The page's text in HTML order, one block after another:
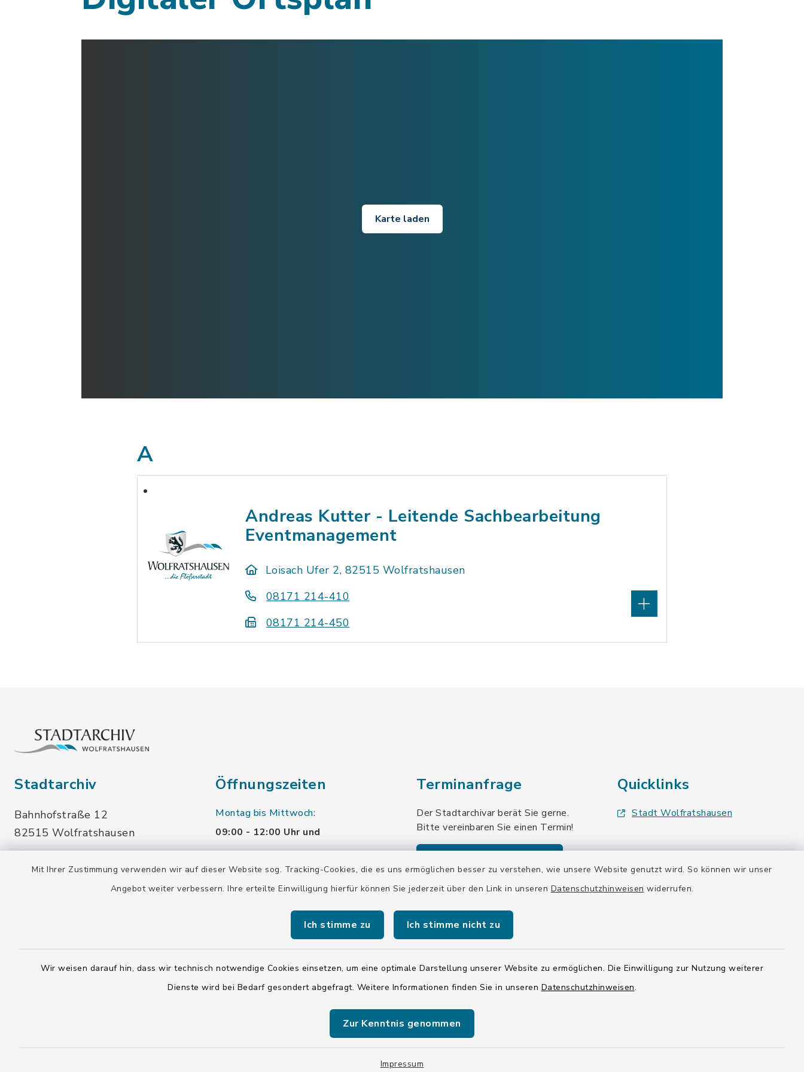
Mit Ihrer Zustimmung verwenden wir auf dieser Website sog. Tracking-Cookies, die es uns ermöglichen besser zu verstehen, wie unsere Website genutzt wird. So können wir unser
Angebot weiter verbessern. Ihre erteilte Einwilligung hierfür können Sie jederzeit über den Link in unseren Datenschutzhinweisen widerrufen.
Ich stimme zu Ich stimme nicht zu
Wir weisen darauf hin, dass wir technisch notwendige Cookies einsetzen, um eine optimale Darstellung unserer Website zu ermöglichen. Die Einwilligung zur Nutzung weiterer
Dienste wird bei Bedarf gesondert abgefragt. Weitere Informationen finden Sie in unseren Datenschutzhinweisen.
Zur Kenntnis genommen
Impressum
Karte laden
A
Andreas Kutter - Leitende Sachbearbeitung
Eventmanagement
Loisach Ufer 2, 82515 Wolfratshausen
08171 214-410
08171 214-450
Stadtarchiv
Bahnhofstraße 12
82515 Wolfratshausen
stadtarchiv@wolfratshausen.de
Öffnungszeiten
Montag bis Mittwoch:
09:00 - 12:00 Uhr und
Donnerstag:
geschlossen
Terminanfrage
Der Stadtarchivar berät Sie gerne.
Bitte vereinbaren Sie einen Termin!
Quicklinks
Stadt Wolfratshausen
ISIS 12 Sitemap